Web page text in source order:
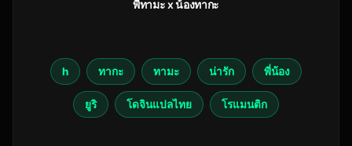
พี่ทามะ x น้องทากะ
h ทากะ ทามะ น่ารัก พี่น้อง
ยูริ โดจินแปลไทย โรแมนติก